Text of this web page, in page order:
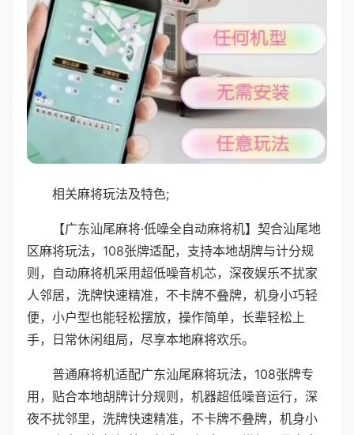
相关麻将玩法及特色;
【广东汕尾麻将·低噪全自动麻将机】契合汕尾地
区麻将玩法，108张牌适配，支持本地胡牌与计分规
则，自动麻将机采用超低噪音机芯，深夜娱乐不扰家
人邻居，洗牌快速精准，不卡牌不叠牌，机身小巧轻
便，小户型也能轻松摆放，操作简单，长辈轻松上
手，日常休闲组局，尽享本地麻将欢乐。
普通麻将机适配广东汕尾麻将玩法，108张牌专
用，贴合本地胡牌计分规则，机器超低噪音运行，深
夜不扰邻里，洗牌快速精准，不卡牌不叠牌，机身小